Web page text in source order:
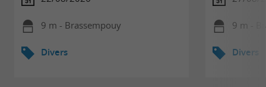
9 m - Brassempouy
Divers
9 m -
Divers